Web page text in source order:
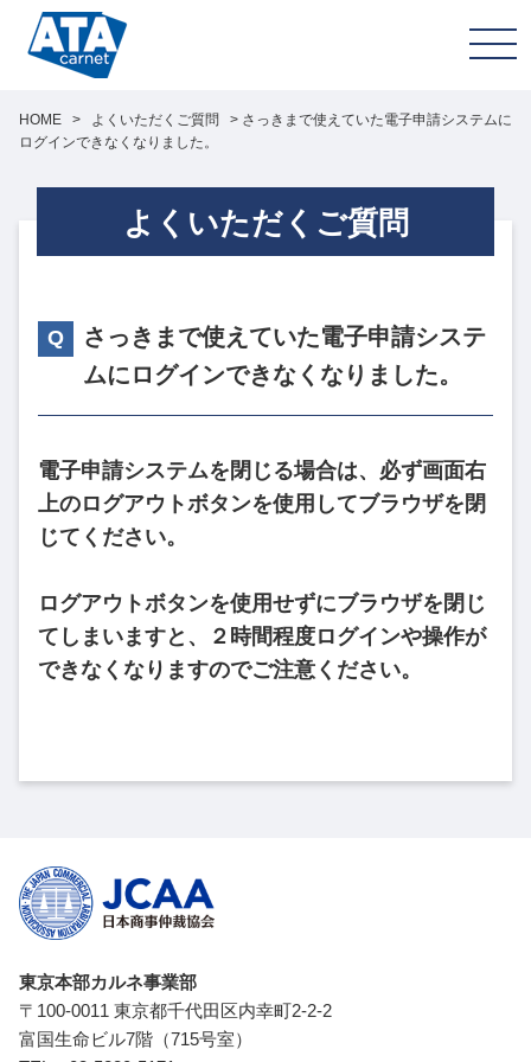
HOME > よくいただくご質問 > さっきまで使えていた電子申請システムに
ログインできなくなりました。
よくいただくご質問
さっきまで使えていた電子申請システ
ムにログインできなくなりました。
電子申請システムを閉じる場合は、必ず画面右
上のログアウトボタンを使用してブラウザを閉
じてください。
ログアウトボタンを使用せずにブラウザを閉じ
てしまいますと、２時間程度ログインや操作が
できなくなりますのでご注意ください。
東京本部カルネ事業部
〒100-0011 東京都千代田区内幸町2-2-2
富国生命ビル7階（715号室）